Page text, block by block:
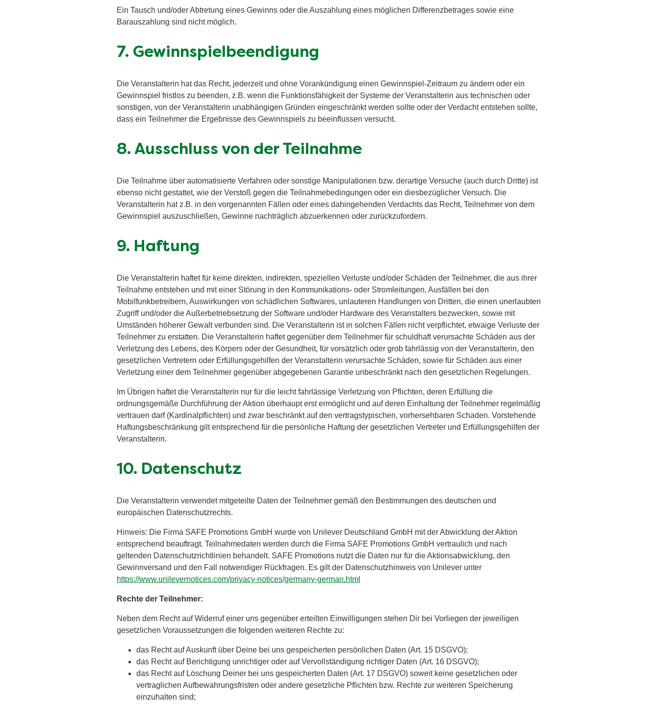
Ein Tausch und/oder Abtretung eines Gewinns oder die Auszahlung eines möglichen Differenzbetrages sowie eine
Barauszahlung sind nicht möglich.
7. Gewinnspielbeendigung
Die Veranstalterin hat das Recht, jederzeit und ohne Vorankündigung einen Gewinnspiel-Zeitraum zu ändern oder ein
Gewinnspiel fristlos zu beenden, z.B. wenn die Funktionsfähigkeit der Systeme der Veranstalterin aus technischen oder
sonstigen, von der Veranstalterin unabhängigen Gründen eingeschränkt werden sollte oder der Verdacht entstehen sollte,
dass ein Teilnehmer die Ergebnisse des Gewinnspiels zu beeinflussen versucht.
8. Ausschluss von der Teilnahme
Die Teilnahme über automatisierte Verfahren oder sonstige Manipulationen bzw. derartige Versuche (auch durch Dritte) ist
ebenso nicht gestattet, wie der Verstoß gegen die Teilnahmebedingungen oder ein diesbezüglicher Versuch. Die
Veranstalterin hat z.B. in den vorgenannten Fällen oder eines dahingehenden Verdachts das Recht, Teilnehmer von dem
Gewinnspiel auszuschließen, Gewinne nachträglich abzuerkennen oder zurückzufordern.
9. Haftung
Die Veranstalterin haftet für keine direkten, indirekten, speziellen Verluste und/oder Schäden der Teilnehmer, die aus ihrer
Teilnahme entstehen und mit einer Störung in den Kommunikations- oder Stromleitungen, Ausfällen bei den
Mobilfunkbetreibern, Auswirkungen von schädlichen Softwares, unlauteren Handlungen von Dritten, die einen unerlaubten
Zugriff und/oder die Außerbetriebsetzung der Software und/oder Hardware des Veranstalters bezwecken, sowie mit
Umständen höherer Gewalt verbunden sind. Die Veranstalterin ist in solchen Fällen nicht verpflichtet, etwaige Verluste der
Teilnehmer zu erstatten. Die Veranstalterin haftet gegenüber dem Teilnehmer für schuldhaft verursachte Schäden aus der
Verletzung des Lebens, des Körpers oder der Gesundheit, für vorsätzlich oder grob fahrlässig von der Veranstalterin, den
gesetzlichen Vertretern oder Erfüllungsgehilfen der Veranstalterin verursachte Schäden, sowie für Schäden aus einer
Verletzung einer dem Teilnehmer gegenüber abgegebenen Garantie unbeschränkt nach den gesetzlichen Regelungen.
Im Übrigen haftet die Veranstalterin nur für die leicht fahrlässige Verletzung von Pflichten, deren Erfüllung die
ordnungsgemäße Durchführung der Aktion überhaupt erst ermöglicht und auf deren Einhaltung der Teilnehmer regelmäßig
vertrauen darf (Kardinalpflichten) und zwar beschränkt auf den vertragstypischen, vorhersehbaren Schaden. Vorstehende
Haftungsbeschränkung gilt entsprechend für die persönliche Haftung der gesetzlichen Vertreter und Erfüllungsgehilfen der
Veranstalterin.
10. Datenschutz
Die Veranstalterin verwendet mitgeteilte Daten der Teilnehmer gemäß den Bestimmungen des deutschen und
europäischen Datenschutzrechts.
Hinweis: Die Firma SAFE Promotions GmbH wurde von Unilever Deutschland GmbH mit der Abwicklung der Aktion
entsprechend beauftragt. Teilnahmedaten werden durch die Firma SAFE Promotions GmbH vertraulich und nach
geltenden Datenschutzrichtlinien behandelt. SAFE Promotions nutzt die Daten nur für die Aktionsabwicklung, den
Gewinnversand und den Fall notwendiger Rückfragen. Es gilt der Datenschutzhinweis von Unilever unter
https://www.unilevernotices.com/privacy-notices/germany-german.html
Rechte der Teilnehmer:
Neben dem Recht auf Widerruf einer uns gegenüber erteilten Einwilligungen stehen Dir bei Vorliegen der jeweiligen
gesetzlichen Voraussetzungen die folgenden weiteren Rechte zu:
das Recht auf Auskunft über Deine bei uns gespeicherten persönlichen Daten (Art. 15 DSGVO);
das Recht auf Berichtigung unrichtiger oder auf Vervollständigung richtiger Daten (Art. 16 DSGVO);
das Recht auf Löschung Deiner bei uns gespeicherten Daten (Art. 17 DSGVO) soweit keine gesetzlichen oder
vertraglichen Aufbewahrungsfristen oder andere gesetzliche Pflichten bzw. Rechte zur weiteren Speicherung
einzuhalten sind;